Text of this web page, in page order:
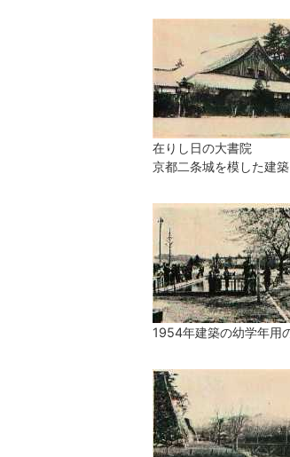
在りし日の大書院
京都二条城を模した建築
1954年建築の幼学年用